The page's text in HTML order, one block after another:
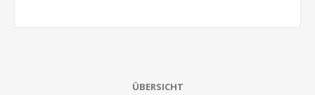
ÜBERSICHT